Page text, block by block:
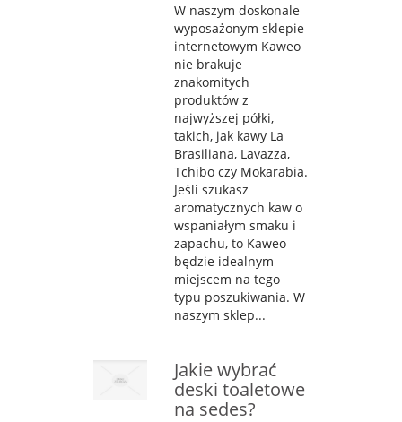
W naszym doskonale
wyposażonym sklepie
internetowym Kaweo
nie brakuje
znakomitych
produktów z
najwyższej półki,
takich, jak kawy La
Brasiliana, Lavazza,
Tchibo czy Mokarabia.
Jeśli szukasz
aromatycznych kaw o
wspaniałym smaku i
zapachu, to Kaweo
będzie idealnym
miejscem na tego
typu poszukiwania. W
naszym sklep...
Jakie wybrać
deski toaletowe
na sedes?